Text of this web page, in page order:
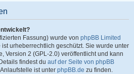
Fassung) wurde von phpBB Limited
urheberrechtlich geschützt. Sie wurde unter
Version 2 (GPL-2.0) veröffentlicht und kann
findest du auf der Seite von phpBB
ist unter phpBB.de zu finden.